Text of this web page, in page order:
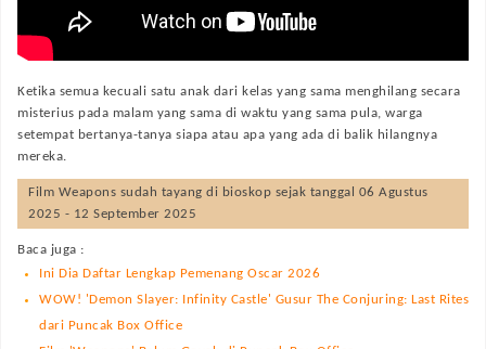
Ketika semua kecuali satu anak dari kelas yang sama menghilang secara
misterius pada malam yang sama di waktu yang sama pula, warga
setempat bertanya-tanya siapa atau apa yang ada di balik hilangnya
mereka.
Film Weapons sudah tayang di bioskop sejak tanggal 06 Agustus
2025 - 12 September 2025
Baca juga :
Ini Dia Daftar Lengkap Pemenang Oscar 2026
WOW! 'Demon Slayer: Infinity Castle' Gusur The Conjuring: Last Rites
dari Puncak Box Office